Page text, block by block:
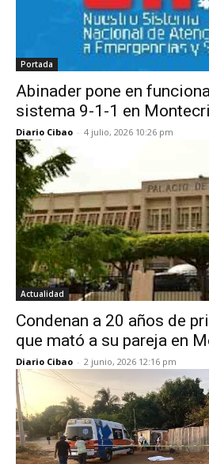
Portada
Abinader pone en
sistema 9-1-1 en
Diario Cibao - 4 julio, 2026 10:26 pm
Actualidad
Condenan a 20 años de
que mató a su pareja en
Diario Cibao - 2 junio, 2026 12:16 pm